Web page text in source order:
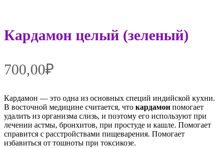
Кардамон целый (зеленый)
700,00₽
Кардамон — это одна из основных специй индийской кухни.
В восточной медицине считается, что кардамон помогает
удалить из организма слизь, и поэтому его используют при
лечении астмы, бронхитов, при простуде и кашле. Помогает
справится с расстройствами пищеварения. Помогает
избавиться от тошноты при токсикозе.